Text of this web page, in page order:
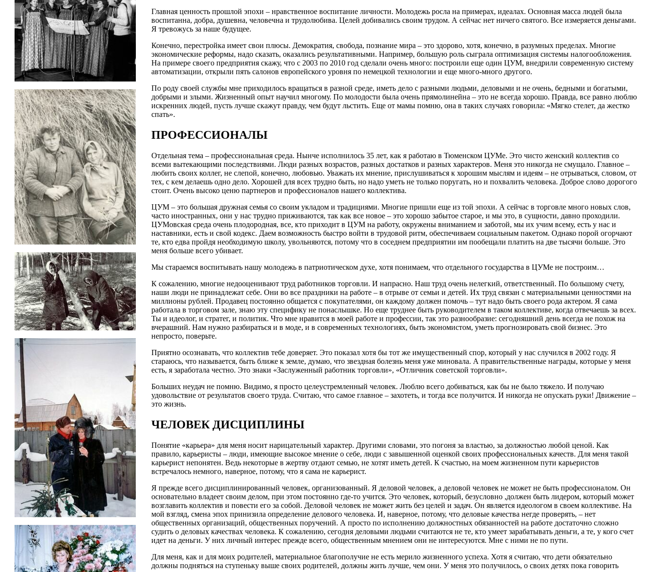
Главная ценность прошлой эпохи – нравственное воспитание личности. Молодежь росла на примерах, идеалах. Основная масса людей была
воспитанна, добра, душевна, человечна и трудолюбива. Целей добивались своим трудом. А сейчас нет ничего святого. Все измеряется деньгами.
Я тревожусь за наше будущее.
Конечно, перестройка имеет свои плюсы. Демократия, свобода, познание мира – это здорово, хотя, конечно, в разумных пределах. Многие
экономические реформы, надо сказать, оказались результативными. Например, большую роль сыграла оптимизация системы налогообложения.
На примере своего предприятия скажу, что с 2003 по 2010 год сделали очень много: построили еще один ЦУМ, внедрили современную систему
автоматизации, открыли пять салонов европейского уровня по немецкой технологии и еще много-много другого.
По роду своей службы мне приходилось вращаться в разной среде, иметь дело с разными людьми, деловыми и не очень, бедными и богатыми,
добрыми и злыми. Жизненный опыт научил многому. По молодости была очень прямолинейна – это не всегда хорошо. Правда, все равно люблю
искренних людей, пусть лучше скажут правду, чем будут льстить. Еще от мамы помню, она в таких случаях говорила: «Мягко стелет, да жестко
спать».
ПРОФЕССИОНАЛЫ
Отдельная тема – профессиональная среда. Нынче исполнилось 35 лет, как я работаю в Тюменском ЦУМе. Это чисто женский коллектив со
всеми вытекающими последствиями. Люди разных возрастов, разных достатков и разных характеров. Меня это никогда не смущало. Главное –
любить своих коллег, не слепой, конечно, любовью. Уважать их мнение, прислушиваться к хорошим мыслям и идеям – не отрываться, словом, от
тех, с кем делаешь одно дело. Хорошей для всех трудно быть, но надо уметь не только поругать, но и похвалить человека. Доброе слово дорогого
стоит. Очень высоко ценю партнеров и профессионалов нашего коллектива.
ЦУМ – это большая дружная семья со своим укладом и традициями. Многие пришли еще из той эпохи. А сейчас в торговле много новых слов,
часто иностранных, они у нас трудно приживаются, так как все новое – это хорошо забытое старое, и мы это, в сущности, давно проходили.
ЦУМовская среда очень плодородная, все, кто приходит в ЦУМ на работу, окружены вниманием и заботой, мы их учим всему, есть у нас и
наставники, есть и свой кодекс. Даем возможность быстро войти в трудовой ритм, обеспечиваем социальным пакетом. Однако порой огорчают
те, кто едва пройдя необходимую школу, увольняются, потому что в соседнем предприятии им пообещали платить на две тысячи больше. Это
меня больше всего убивает.
Мы стараемся воспитывать нашу молодежь в патриотическом духе, хотя понимаем, что отдельного государства в ЦУМе не построим…
К сожалению, многие недооценивают труд работников торговли. И напрасно. Наш труд очень нелегкий, ответственный. По большому счету,
наши люди не принадлежат себе. Они во все праздники на работе – в отрыве от семьи и детей. Их труд связан с материальными ценностями на
миллионы рублей. Продавец постоянно общается с покупателями, он каждому должен помочь – тут надо быть своего рода актером. Я сама
работала в торговом зале, знаю эту специфику не понаслышке. Но еще труднее быть руководителем в таком коллективе, когда отвечаешь за всех.
Ты и идеолог, и стратег, и политик. Что мне нравится в моей работе и профессии, так это разнообразие: сегодняшний день всегда не похож на
вчерашний. Нам нужно разбираться и в моде, и в современных технологиях, быть экономистом, уметь прогнозировать свой бизнес. Это
непросто, поверьте.
Приятно осознавать, что коллектив тебе доверяет. Это показал хотя бы тот же имущественный спор, который у нас случился в 2002 году. Я
стараюсь, что называется, быть ближе к земле, думаю, что звездная болезнь меня уже миновала. А правительственные награды, которые у меня
есть, я заработала честно. Это знаки «Заслуженный работник торговли», «Отличник советской торговли».
Больших неудач не помню. Видимо, я просто целеустремленный человек. Люблю всего добиваться, как бы не было тяжело. И получаю
удовольствие от результатов своего труда. Считаю, что самое главное – захотеть, и тогда все получится. И никогда не опускать руки! Движение –
это жизнь.
ЧЕЛОВЕК ДИСЦИПЛИНЫ
Понятие «карьера» для меня носит нарицательный характер. Другими словами, это погоня за властью, за должностью любой ценой. Как
правило, карьеристы – люди, имеющие высокое мнение о себе, люди с завышенной оценкой своих профессиональных качеств. Для меня такой
карьерист непонятен. Ведь некоторые в жертву отдают семью, не хотят иметь детей. К счастью, на моем жизненном пути карьеристов
встречалось немного, наверное, потому, что я сама не карьерист.
Я прежде всего дисциплинированный человек, организованный. Я деловой человек, а деловой человек не может не быть профессионалом. Он
основательно владеет своим делом, при этом постоянно где-то учится. Это человек, который, безусловно ,должен быть лидером, который может
возглавить коллектив и повести его за собой. Деловой человек не может жить без целей и задач. Он является идеологом в своем коллективе. На
мой взгляд, смена эпох принизила определение делового человека. И, наверное, потому, что деловые качества негде проверять, – нет
общественных организаций, общественных поручений. А просто по исполнению должностных обязанностей на работе достаточно сложно
судить о деловых качествах человека. К сожалению, сегодня деловыми людьми считаются не те, кто умеет зарабатывать деньги, а те, у кого счет
идет на деньги. У них личный интерес прежде всего, общественным мнением они не интересуются. Мне с ними не по пути.
Для меня, как и для моих родителей, материальное благополучие не есть мерило жизненного успеха. Хотя я считаю, что дети обязательно
должны подняться на ступеньку выше своих родителей, должны жить лучше, чем они. У меня это получилось, о своих детях пока говорить